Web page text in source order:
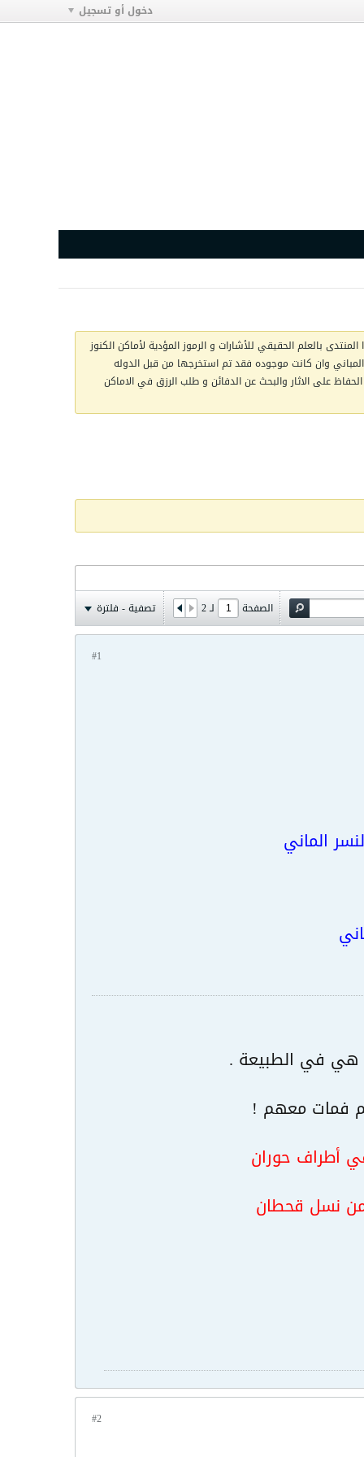
دخول أو تسجيل
بالعلم الحقيقي للأشارات و الرموز المؤدية لأماكن الكنوز
المباني وان كانت موجوده فقد تم استخرجها من قبل الدوله
على الاثار والبحث عن الدفائن و طلب الرزق في الاماكن
الصفحة لـ2 تصفية - فلترة
#1
الماني
هي في الطبيعة .
فمات معهم !
أطراف حوران
من نسل قحطان
#2